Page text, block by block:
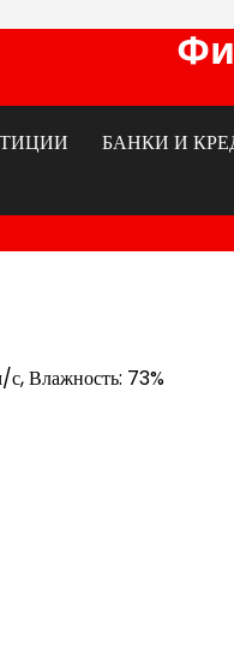
БАНКИ И
с, Влажность: 73%